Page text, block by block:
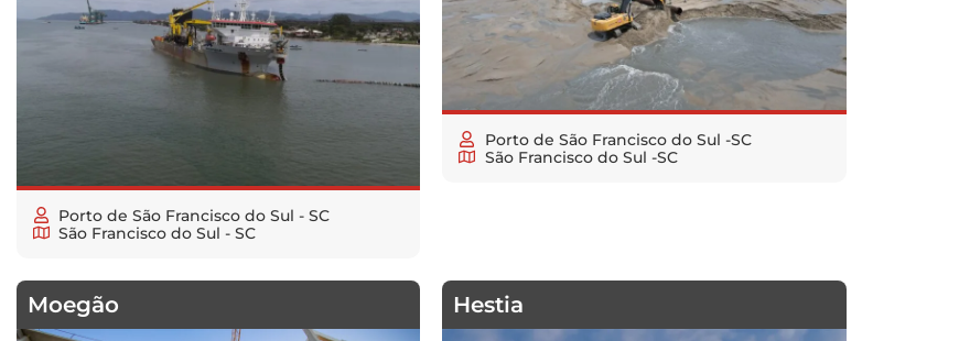
Porto de São Francisco do Sul - SC
São Francisco do Sul - SC
Porto de São Francisco do Sul -SC
São Francisco do Sul -SC
Moegão Hestia